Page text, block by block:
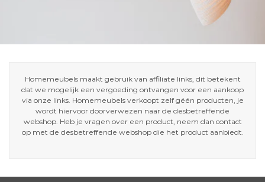
Homemeubels maakt gebruik van affiliate links, dit betekent
dat we mogelijk een vergoeding ontvangen voor een aankoop
via onze links. Homemeubels verkoopt zelf géén producten, je
wordt hiervoor doorverwezen naar de desbetreffende
webshop. Heb je vragen over een product, neem dan contact
op met de desbetreffende webshop die het product aanbiedt.